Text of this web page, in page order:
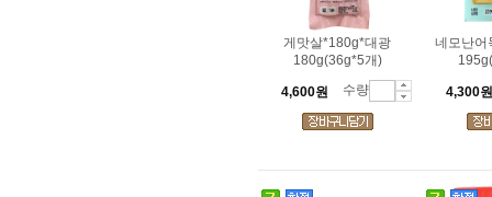
게맛살*180g*대광
180g(36g*5개)
4,600원 수량
네모난어
4,300원